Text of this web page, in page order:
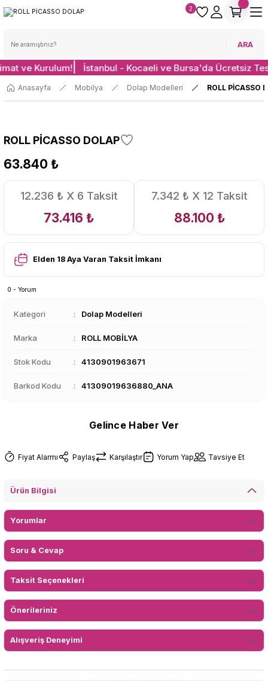
ARA
2
ve Kurulum! İstanbul - Kocaeli ve Bursa'da Ücretsiz
Anasayfa Mobilya Dolap Modelleri ROLL PİCASSO
ROLL PİCASSO DOLAP
63.840 ₺
12.236 ₺ X 6 Taksit
73.416 ₺
7.342 ₺ X 12 Taksit
88.100 ₺
Elden 18 Aya Varan Taksit İmkanı
0 - Yorum
Kategori Dolap Modelleri
Marka ROLL MOBİLYA
Stok Kodu 4130901963671
Barkod Kodu 41309019636880_ANA
Gelince Haber Ver
Fiyat Alarmı Paylaş Karşılaştır Yorum Yap Tavsiye Et
Ürün Bilgisi
Yorumlar
Soru & Cevap
Taksit Seçenekleri
Önerileriniz
Alışveriş Deneyimi